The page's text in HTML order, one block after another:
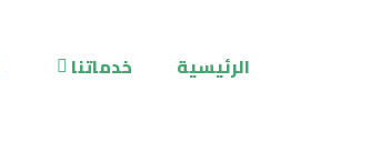
الرئيسية خدماتنا